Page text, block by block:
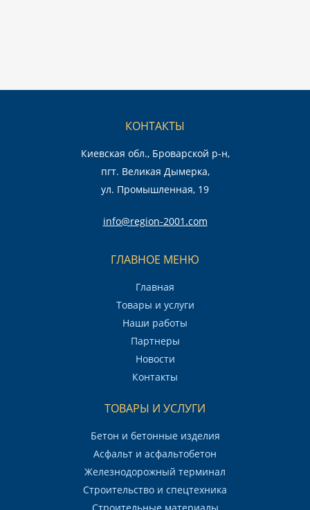
КОНТАКТЫ
Киевская обл., Броварской р-н,
пгт. Великая Дымерка,
ул. Промышленная, 19
info@region-2001.com
ГЛАВНОЕ МЕНЮ
Главная
Товары и услуги
Наши работы
Партнеры
Новости
Контакты
ТОВАРЫ И УСЛУГИ
Бетон и бетонные изделия
Асфальт и асфальтобетон
Железнодорожный терминал
Строительство и спецтехника